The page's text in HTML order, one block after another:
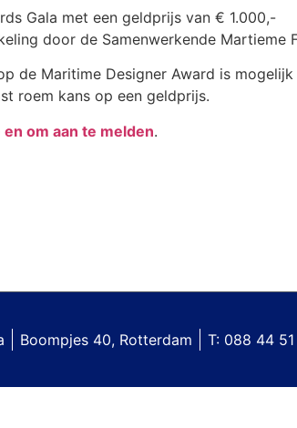
Gala met een geldprijs van € 1.000,-
door de Samenwerkende Martieme
de Maritime Designer Award is
roem kans op een geldprijs.
om aan te melden.
Boompjes 40, Rotterdam T: 088 44